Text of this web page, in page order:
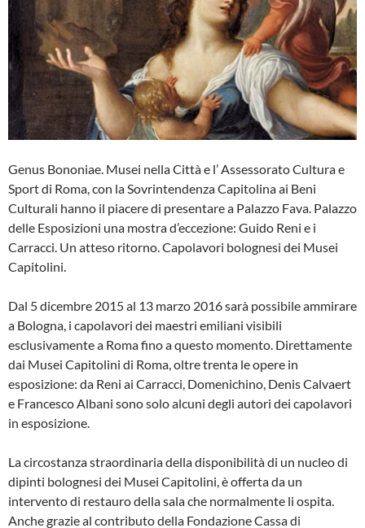
Genus Bononiae. Musei nella Città e l’ Assessorato Cultura e
Sport di Roma, con la Sovrintendenza Capitolina ai Beni
Culturali hanno il piacere di presentare a Palazzo Fava. Palazzo
delle Esposizioni una mostra d’eccezione: Guido Reni e i
Carracci. Un atteso ritorno. Capolavori bolognesi dei Musei
Capitolini.
Dal 5 dicembre 2015 al 13 marzo 2016 sarà possibile ammirare
a Bologna, i capolavori dei maestri emiliani visibili
esclusivamente a Roma fino a questo momento. Direttamente
dai Musei Capitolini di Roma, oltre trenta le opere in
esposizione: da Reni ai Carracci, Domenichino, Denis Calvaert
e Francesco Albani sono solo alcuni degli autori dei capolavori
in esposizione.
La circostanza straordinaria della disponibilità di un nucleo di
dipinti bolognesi dei Musei Capitolini, è offerta da un
intervento di restauro della sala che normalmente li ospita.
Anche grazie al contributo della Fondazione Cassa di